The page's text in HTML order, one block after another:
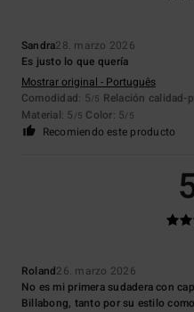
Sandra28. marzo 2026
Es justo lo que quería
Mostrar original - Português
Comodidad: 5/5 Relación calidad-
Material: 5 /5 Color: 5/5
Recomiendo este producto
Roland26. marzo 2026
No es mi primera sudadera con
Billabong, tanto por su estilo